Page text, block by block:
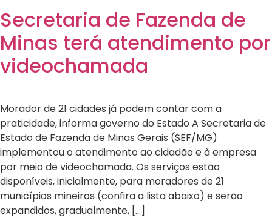
Secretaria de Fazenda de
Minas terá atendimento por
videochamada
Morador de 21 cidades já podem contar com a
praticidade, informa governo do Estado A Secretaria de
Estado de Fazenda de Minas Gerais (SEF/MG)
implementou o atendimento ao cidadão e à empresa
por meio de videochamada. Os serviços estão
disponíveis, inicialmente, para moradores de 21
municípios mineiros (confira a lista abaixo) e serão
expandidos, gradualmente, […]